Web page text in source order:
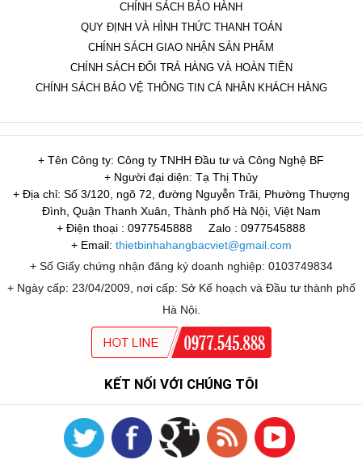
CHÍNH SÁCH BẢO HÀNH
QUY ĐỊNH VÀ HÌNH THỨC THANH TOÁN
CHÍNH SÁCH GIAO NHẬN SẢN PHẨM
CHÍNH SÁCH ĐỔI TRẢ HÀNG VÀ HOÀN TIỀN
CHÍNH SÁCH BẢO VỆ THÔNG TIN CÁ NHÂN KHÁCH HÀNG
+ Tên Công ty: Công ty TNHH Đầu tư và Công Nghệ BF
+ Người đại diện: Tạ Thị Thủy
+ Địa chỉ: Số 3/120, ngõ 72, đường Nguyễn Trãi, Phường Thượng
Đình, Quận Thanh Xuân, Thành phố Hà Nội, Việt Nam
+ Điện thoại : 0977545888
Zalo : 0977545888
+ Email: thietbinhahangbacviet@gmail.com
+ Số Giấy chứng nhận đăng ký doanh nghiệp: 0103749834
+ Ngày cấp: 23/04/2009, nơi cấp: Sở Kế hoạch và Đầu tư thành phố
Hà Nội.
KẾT NỐI VỚI CHÚNG TÔI